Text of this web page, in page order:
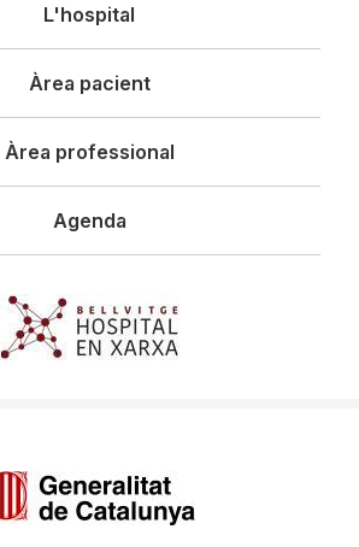
L'hospital
Àrea pacient
Àrea professional
Agenda